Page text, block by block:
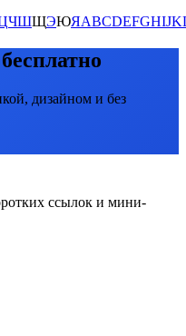
ЧШЩЭЮЯABCDEFGHIJK
дизайном и без
ссылок и мини-